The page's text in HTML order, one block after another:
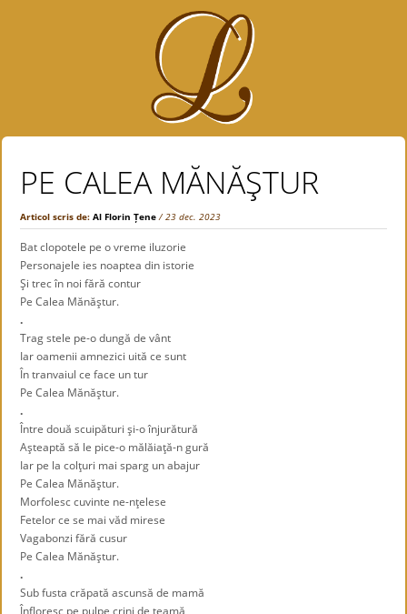
PE CALEA MĂNĂŞTUR
Articol scris de:Al Florin Țene / 23 dec. 2023
Bat clopotele pe o vreme iluzorie
Personajele ies noaptea din istorie
Şi trec în noi fără contur
Pe Calea Mănăştur.
.
Trag stele pe-o dungă de vânt
Iar oamenii amnezici uită ce sunt
În tranvaiul ce face un tur
Pe Calea Mănăştur.
.
Între două scuipături şi-o înjurătură
Aşteaptă să le pice-o mălăiaţă-n gură
Iar pe la colţuri mai sparg un abajur
Pe Calea Mănăştur.
Morfolesc cuvinte ne-nţelese
Fetelor ce se mai văd mirese
Vagabonzi fără cusur
Pe Calea Mănăştur.
.
Sub fusta crăpată ascunsă de mamă
Înfloresc pe pulpe crini de teamă